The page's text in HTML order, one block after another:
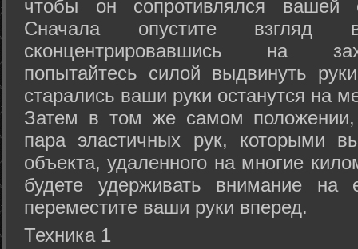
чтобы он сопротивлялся вашей
Сначала опустите
сконцентрировавшись на
попытайтесь силой выдвинуть
старались ваши руки останутся на
Затем в том же самом положении,
пара эластичных рук, которыми
объекта, удаленного на многие
будете удерживать внимание на
переместите ваши руки вперед.
Техника 1